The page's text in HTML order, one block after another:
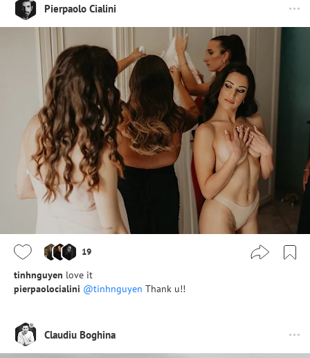
Pierpaolo Cialini
19
tinhnguyen love it
pierpaolocialini @tinhnguyen Thank u!!
Claudiu Boghina